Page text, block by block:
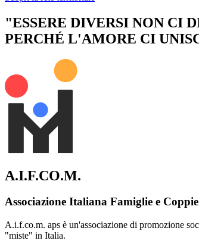
"ESSERE DIVERSI NON CI
PERCHÉ L'AMORE CI
A.I.F.CO.M.
Associazione Italiana Famiglie e
A.i.f.co.m. aps è un'associazione di promozione
"miste" in Italia.